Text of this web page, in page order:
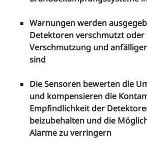
Warnungen werden
Detektoren verschmutzt oder
Verschmutzung und
sind
Die Sensoren bewerten die
und kompensieren die
Empfindlichkeit der
beizubehalten und die
Alarme zu verringern